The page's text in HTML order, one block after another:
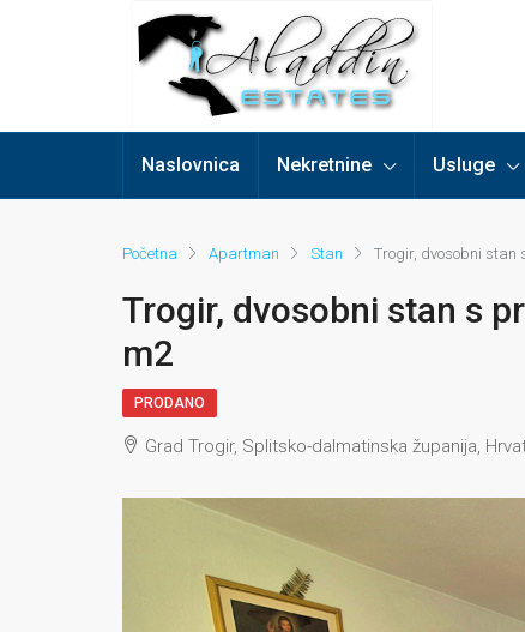
Naslovnica Nekretnine Usluge
Početna Apartman Stan Trogir, dvosobni stan
Trogir, dvosobni stan s
m2
PRODANO
Grad Trogir, Splitsko-dalmatinska županija,